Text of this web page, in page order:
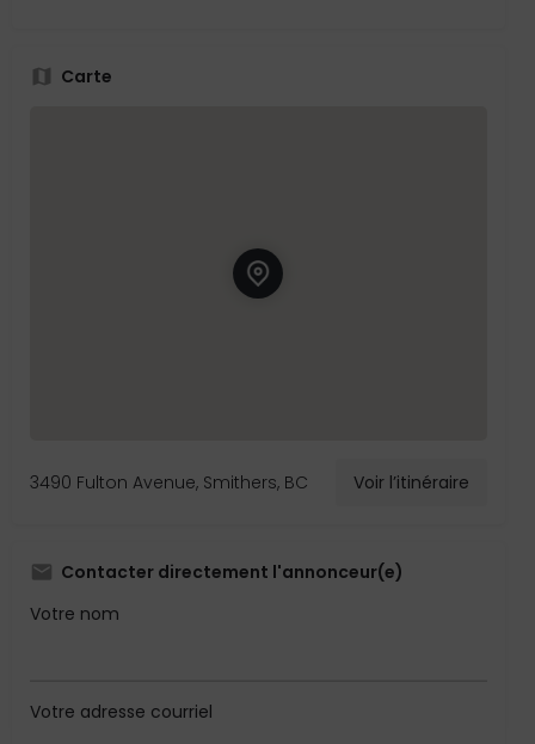
Carte
3490 Fulton Avenue, Smithers, BC Voir l’itinéraire
Contacter directement l'annonceur(e)
Votre nom
Votre adresse courriel